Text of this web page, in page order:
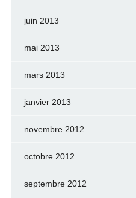
juin 2013
mai 2013
mars 2013
janvier 2013
novembre 2012
octobre 2012
septembre 2012